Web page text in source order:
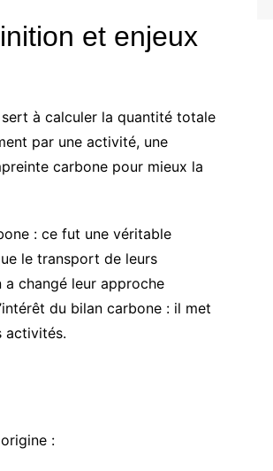
et enjeux
à calculer la quantité totale
par une activité, une
carbone pour mieux la
: ce fut une véritable
le transport de leurs
changé leur approche
du bilan carbone : il met
activités.
: